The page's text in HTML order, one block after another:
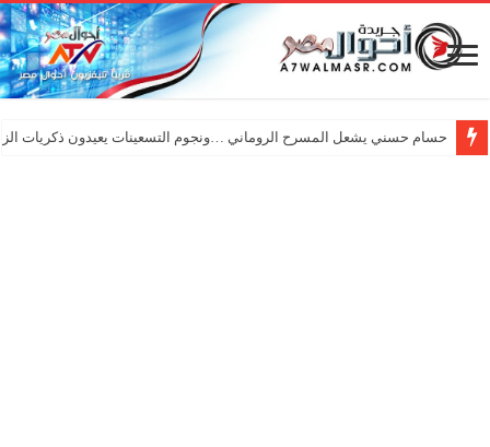
حسام حسني يشعل المسرح الروماني …ونجوم التسعينات يعيدون ذكريات